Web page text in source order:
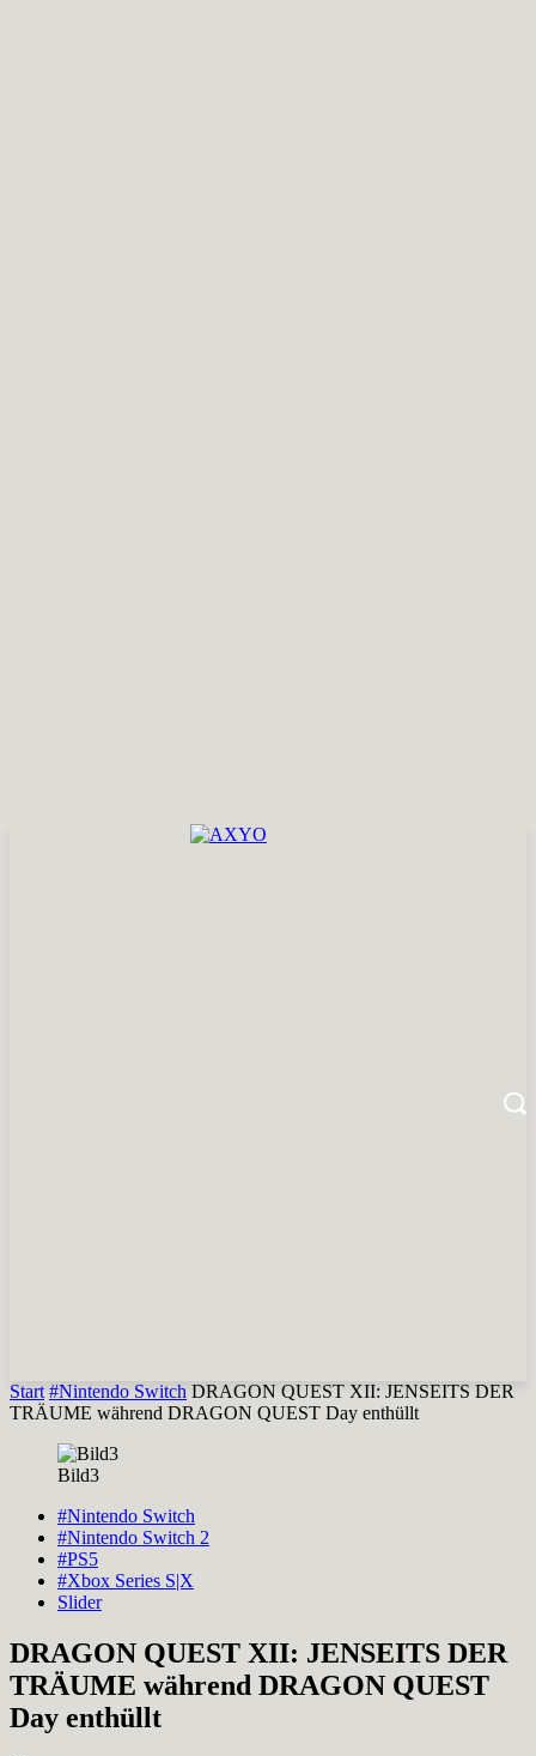
Start #Nintendo Switch DRAGON QUEST XII: JENSEITS DER
TRÄUME während DRAGON QUEST Day enthüllt
Bild3
#Nintendo Switch
#Nintendo Switch 2
#PS5
#Xbox Series S|X
Slider
DRAGON QUEST XII: JENSEITS DER
TRÄUME während DRAGON QUEST
Day enthüllt